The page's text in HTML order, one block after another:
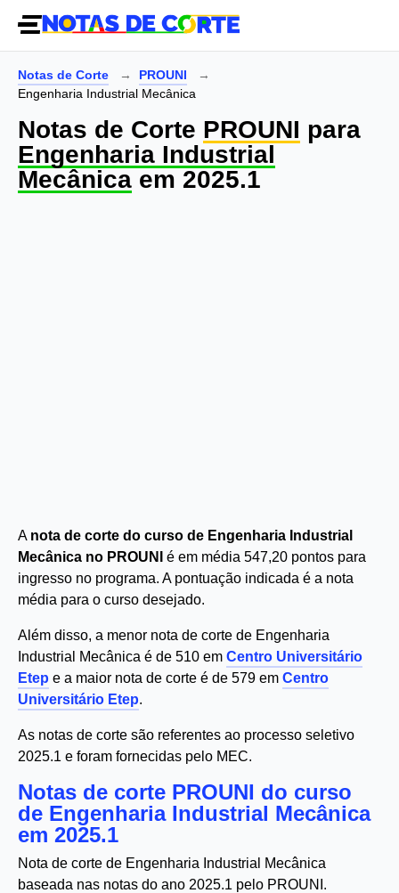
Notas de Corte
PROUNI
Engenharia Industrial Mecânica
Notas de Corte PROUNI para
Engenharia Industrial
Mecânica em 2025.1
A nota de corte do curso de Engenharia Industrial
Mecânica no PROUNI
é em média 547,20 pontos para
ingresso no programa. A pontuação indicada é a nota
média para o curso desejado.
Além disso, a menor nota de corte de Engenharia
Industrial Mecânica é de 510 em Centro Universitário
Etep e a maior nota de corte é de 579 em Centro
Universitário Etep.
As notas de corte são referentes ao processo seletivo
2025.1 e foram fornecidas pelo MEC.
Notas de corte PROUNI do curso
de Engenharia Industrial Mecânica
em 2025.1
Nota de corte de Engenharia Industrial Mecânica
baseada nas notas do ano 2025.1 pelo PROUNI.